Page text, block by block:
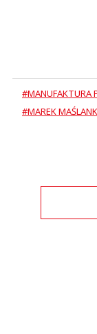
#MANUFAKTURA
#MAREK